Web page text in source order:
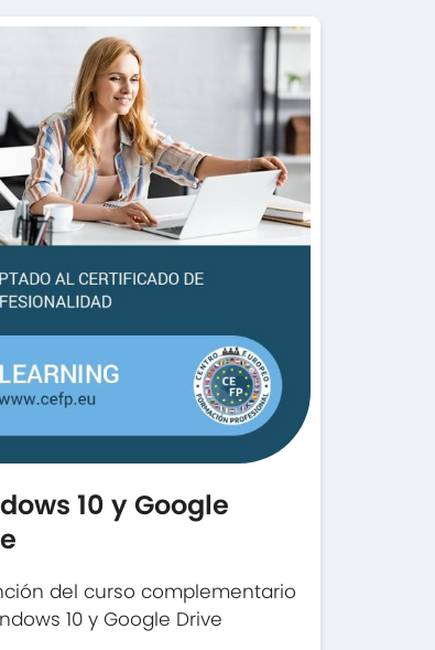
10 y Google
del curso complementario
10 y Google Drive